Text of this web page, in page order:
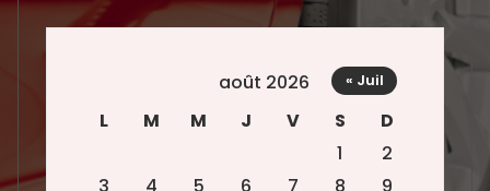
août 2026
L
M M J V S
D
1
2
« Juil